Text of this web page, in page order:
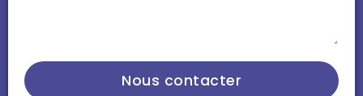
Nous contacter